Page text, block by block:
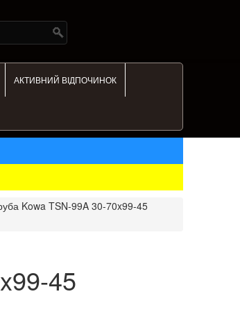
АКТИВНИЙ ВІДПОЧИНОК
Kowa TSN-99A 30-70x99-45
45